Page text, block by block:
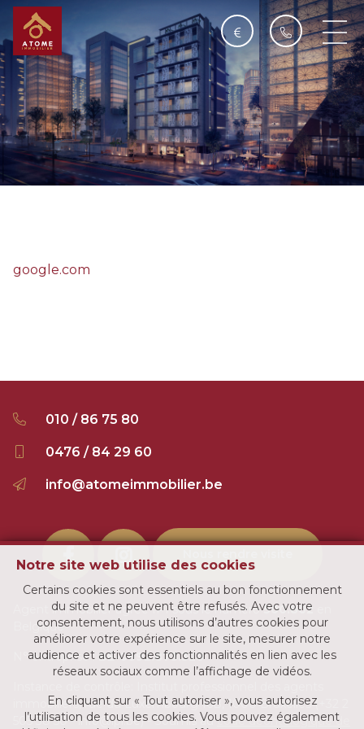
Landing
google.com
Notre site web utilise des cookies
Certains cookies sont essentiels au bon fonctionnement
du site et ne peuvent être refusés. Avec votre
consentement, nous utilisons d’autres cookies pour
améliorer votre expérience sur le site, mesurer notre
audience et activer des fonctionnalités en lien avec les
réseaux sociaux comme l’affichage de vidéos.
En cliquant sur « Tout autoriser », vous autorisez
l’utilisation de tous les cookies. Vous pouvez également
010 / 86 75 80
0476 / 84 29 60
info@atomeimmobilier.be
Agent immobilier agréé IPI sous le numéro500.802
Belgique
N° entreprise : BE-0892.873.320
immobiliers, rue du Luxembourg 16B, 1000 Bruxelles (+32 2
505 38 50 - info@ipi.be) - Soumis aucode déontologique de